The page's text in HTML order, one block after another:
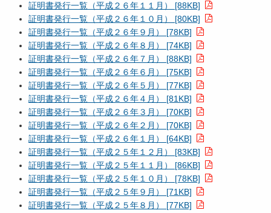
証明書発行一覧（平成２６年１１月） [88KB]
証明書発行一覧（平成２６年１０月） [80KB]
証明書発行一覧（平成２６年９月） [78KB]
証明書発行一覧（平成２６年８月） [74KB]
証明書発行一覧（平成２６年７月） [88KB]
証明書発行一覧（平成２６年６月） [75KB]
証明書発行一覧（平成２６年５月） [77KB]
証明書発行一覧（平成２６年４月） [81KB]
証明書発行一覧（平成２６年３月） [70KB]
証明書発行一覧（平成２６年２月） [70KB]
証明書発行一覧（平成２６年１月） [64KB]
証明書発行一覧（平成２５年１２月） [83KB]
証明書発行一覧（平成２５年１１月） [86KB]
証明書発行一覧（平成２５年１０月） [78KB]
証明書発行一覧（平成２５年９月） [71KB]
証明書発行一覧（平成２５年８月） [77KB]